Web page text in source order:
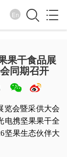
En
果干食品展
同期召开
览会暨采供大会
电携坚果果干全
坚果生态伙伴大